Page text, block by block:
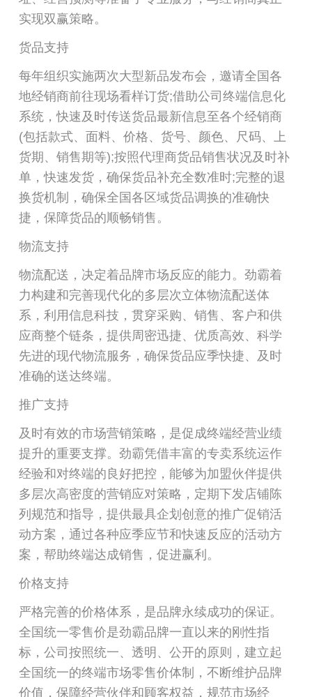
实现双赢策略。
货品支持
每年组织实施两次大型新品发布会，邀请全国各
地经销商前往现场看样订货;借助公司终端信息化
系统，快速及时传送货品最新信息至各个经销商
(包括款式、面料、价格、货号、颜色、尺码、上
货期、销售期等);按照代理商货品销售状况及时补
单，快速发货，确保货品补充全数准时;完整的退
换货机制，确保全国各区域货品调换的准确快
捷，保障货品的顺畅销售。
物流支持
物流配送，决定着品牌市场反应的能力。劲霸着
力构建和完善现代化的多层次立体物流配送体
系，利用信息科技，贯穿采购、销售、客户和供
应商整个链条，提供周密迅捷、优质高效、科学
先进的现代物流服务，确保货品应季快捷、及时
准确的送达终端。
推广支持
及时有效的市场营销策略，是促成终端经营业绩
提升的重要支撑。劲霸凭借丰富的专卖系统运作
经验和对终端的良好把控，能够为加盟伙伴提供
多层次高密度的营销应对策略，定期下发店铺陈
列规范和指导，提供最具企划创意的推广促销活
动方案，通过各种应季应节和快速反应的活动方
案，帮助终端达成销售，促进赢利。
价格支持
严格完善的价格体系，是品牌永续成功的保证。
全国统一零售价是劲霸品牌一直以来的刚性指
标，公司按照统一、透明、公开的原则，建立起
全国统一的终端市场零售价体制，不断维护品牌
价值，保障经营伙伴和顾客权益，规范市场经